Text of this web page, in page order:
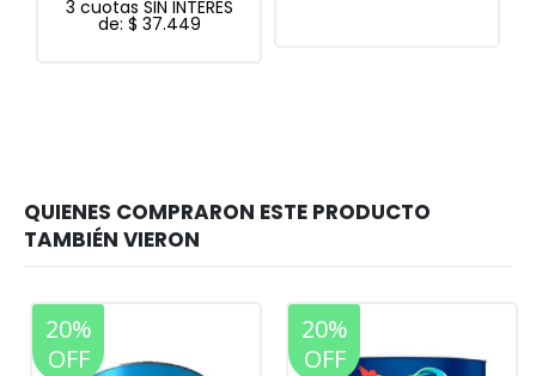
20%
OFF
20%
OFF